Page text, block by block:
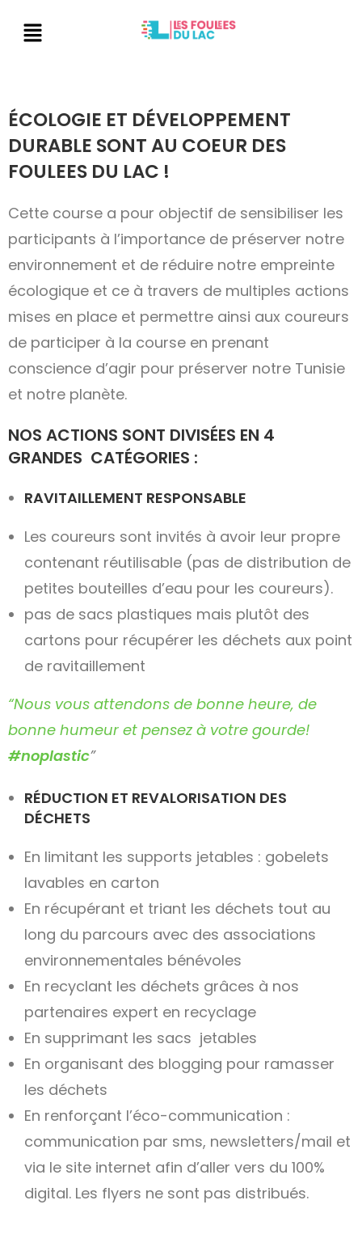
ÉCOLOGIE ET DÉVELOPPEMENT
DURABLE SONT AU COEUR DES
FOULEES DU LAC !
Cette course a pour objectif de sensibiliser les
participants à l’importance de préserver notre
environnement et de réduire notre empreinte
écologique et ce à travers de multiples actions
mises en place et permettre ainsi aux coureurs
de participer à la course en prenant
conscience d’agir pour préserver notre Tunisie
et notre planète.
NOS ACTIONS SONT DIVISÉES EN 4
GRANDES CATÉGORIES :
RAVITAILLEMENT RESPONSABLE
Les coureurs sont invités à avoir leur propre
contenant réutilisable (pas de distribution de
petites bouteilles d’eau pour les coureurs).
pas de sacs plastiques mais plutôt des
cartons pour récupérer les déchets aux point
de ravitaillement
“Nous vous attendons de bonne heure, de
bonne humeur et pensez à votre gourde!
#noplastic”
RÉDUCTION ET REVALORISATION DES
DÉCHETS
En limitant les supports jetables : gobelets
lavables en carton
En récupérant et triant les déchets tout au
long du parcours avec des associations
environnementales bénévoles
En recyclant les déchets grâces à nos
partenaires expert en recyclage
En supprimant les sacs jetables
En organisant des blogging pour ramasser
les déchets
En renforçant l’éco-communication :
communication par sms, newsletters/mail et
via le site internet afin d’aller vers du 100%
digital. Les flyers ne sont pas distribués.